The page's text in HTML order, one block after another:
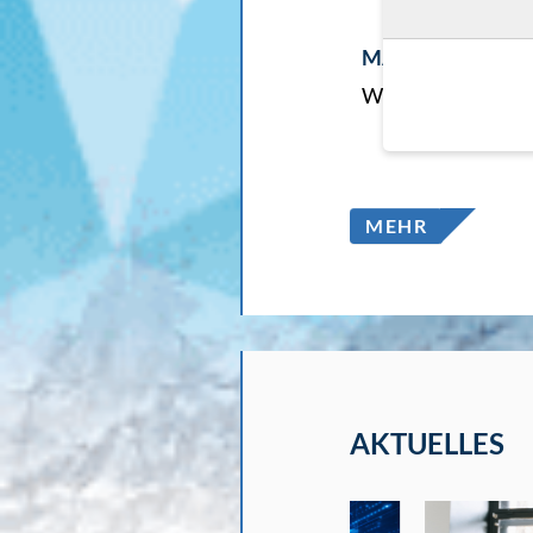
MANAGEMENT
Website mit
MEHR
AKTUELLES